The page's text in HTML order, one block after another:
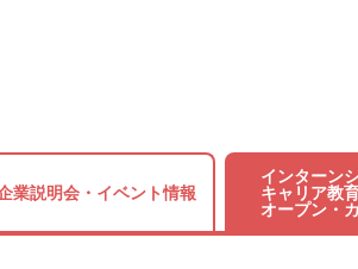
業説明会・ イベント情報
インターン
キャリア教
オープン・